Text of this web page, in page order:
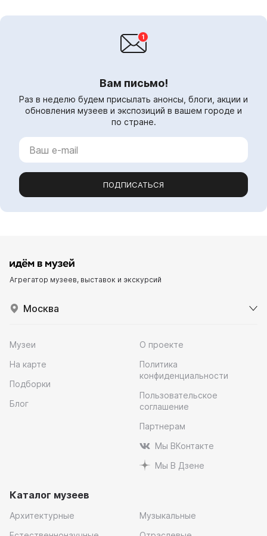
Вам письмо!
Раз в неделю будем присылать анонсы, блоги, акции и
обновления музеев и экспозиций в вашем городе и
по стране.
ПОДПИСАТЬСЯ
Агрегатор музеев, выставок и экскурсий
Москва
Музеи
На карте
Подборки
Блог
О проекте
Политика
конфиденциальности
Пользовательское
соглашение
Партнерам
Мы ВКонтакте
Мы В Дзене
Каталог музеев
Архитектурные
Музыкальные